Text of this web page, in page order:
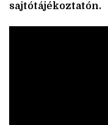
sajtótájékoztatón.